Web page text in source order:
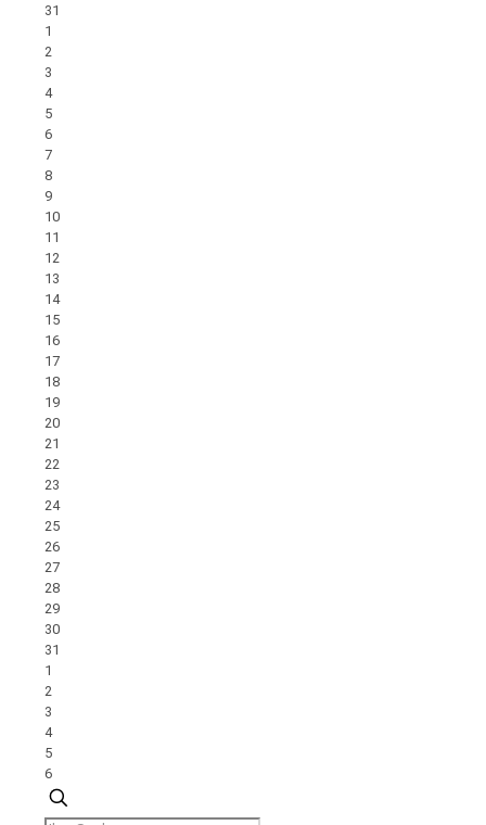
31
1
2
3
4
5
6
7
8
9
10
11
12
13
14
15
16
17
18
19
20
21
22
23
24
25
26
27
28
29
30
31
1
2
3
4
5
6